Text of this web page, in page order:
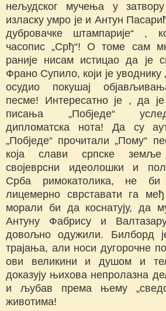
нељудског мучења у
изласку умро је и Антун
дубровачке штампарије“ ,
часопис „Срђ“! О томе сам
раније нисам истицао да је
Франо Супило, који је уводнику
осудио покушај
песме! Интересатно је , да
писања „Побједе“
дипломатска нота! Да су
„Побједе“ прочитали „Пому“
која слави српске
својеврсни идеолошки и
Срба римокатолика, не
лицемерно сврставати га
морали би да коснатују, да
Антуну Фабрису и
довољно одужили. Билборд
трајања, али носи дугорочне
ови великини и душом и
доказују њихова непролазна
и љубав према њему
животима!